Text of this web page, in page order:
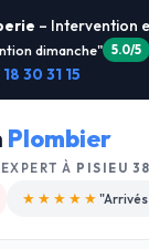
– Intervention
!" 4.9/5
30 31 15
Plombier
À PISIEU
★★★★☆ "Devis